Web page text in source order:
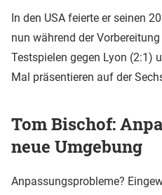
In den USA feierte er seinen
nun während der
Testspielen gegen Lyon (2:1)
Mal präsentieren auf der
Tom Bischof:
neue Umgebung
Anpassungsprobleme?